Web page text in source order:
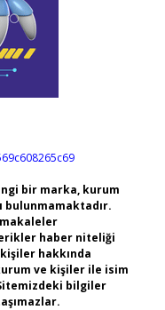
bir marka, kurum
bulunmamaktadır.
makaleler
haber niteliği
hakkında
ve kişiler ile isim
bilgiler